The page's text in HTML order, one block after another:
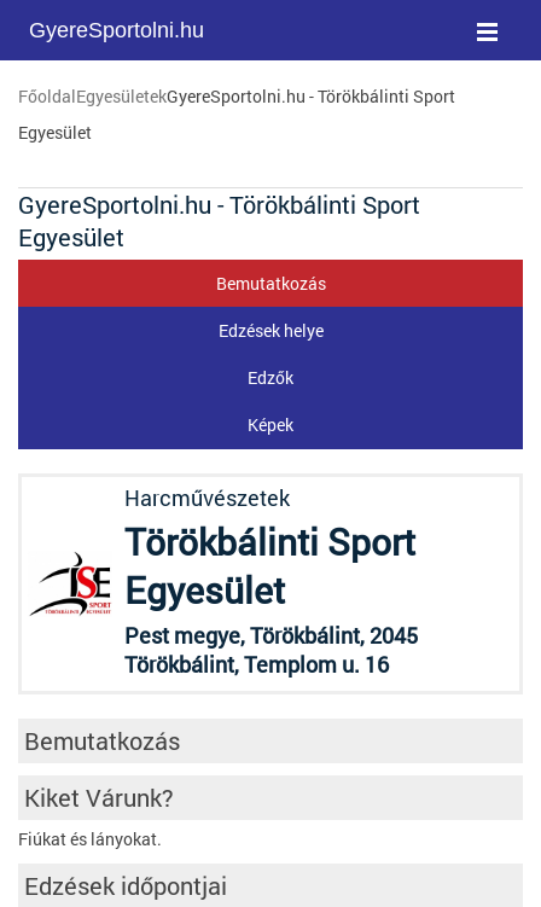
GyereSportolni.hu
FőoldalEgyesületekGyereSportolni.hu - Törökbálinti Sport
Egyesület
GyereSportolni.hu - Törökbálinti Sport
Egyesület
Bemutatkozás
Edzések helye
Edzők
Képek
Harcművészetek
Törökbálinti Sport
Egyesület
Pest megye, Törökbálint, 2045
Törökbálint, Templom u. 16
Bemutatkozás
Kiket Várunk?
Fiúkat és lányokat.
Edzések időpontjai